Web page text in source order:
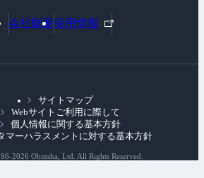
会社概要採用情報
外
部
ン
サイトマップ
Webサイトご利用に際して
個人情報に関する基本方針
マーハラスメントに対する基本方針
2026 Ohmsha, Ltd. All Rights Reserved.